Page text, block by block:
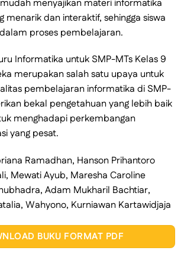
menyajikan materi informatika
menarik dan interaktif, sehingga siswa
proses pembelajaran.
Informatika untuk SMP-MTs Kelas 9
merupakan salah satu upaya untuk
pembelajaran informatika di SMP-
bekal pengetahuan yang lebih baik
menghadapi perkembangan
yang pesat.
Ramadhan, Hanson Prihantoro
Mewati Ayub, Maresha Caroline
Adam Mukharil Bachtiar,
Wahyono, Kurniawan Kartawidjaja
BUKU FORMAT PDF